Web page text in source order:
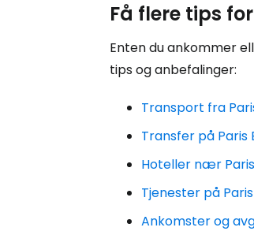
Få flere tips
Enten du ankommer
tips og anbefalinger:
Transport fra
Transfer på Paris
Hoteller nær
Tjenester på
Ankomster og